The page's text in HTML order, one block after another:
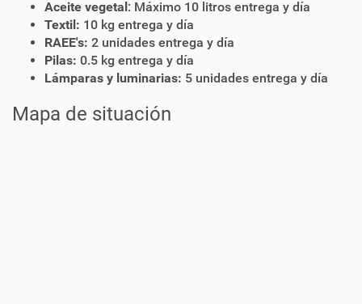
Aceite vegetal: Máximo 10 litros entrega y día
Textil: 10 kg entrega y día
RAEE's: 2 unidades entrega y día
Pilas: 0.5 kg entrega y día
Lámparas y luminarias: 5 unidades entrega y día
Mapa de situación